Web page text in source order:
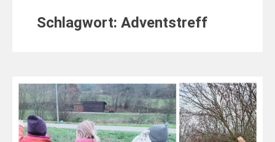
Schlagwort: Adventstreff